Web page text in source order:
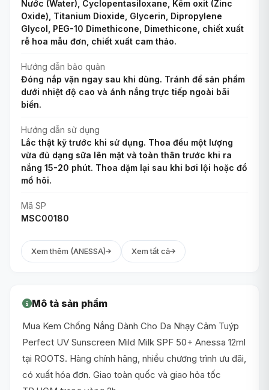
Nước (Water), Cyclopentasiloxane, Kẽm oxit (Zinc
Oxide), Titanium Dioxide, Glycerin, Dipropylene
Glycol, PEG-10 Dimethicone, Dimethicone, chiết xuất
rễ hoa mẫu đơn, chiết xuất cam thảo.
Hướng dẫn bảo quản
Đóng nắp vặn ngay sau khi dùng. Tránh để sản phẩm
dưới nhiệt độ cao và ánh nắng trực tiếp ngoài bãi
biển.
Hướng dẫn sử dụng
Lắc thật kỹ trước khi sử dụng. Thoa đều một lượng
vừa đủ dạng sữa lên mặt và toàn thân trước khi ra
nắng 15-20 phút. Thoa dặm lại sau khi bơi lội hoặc đổ
mồ hôi.
Mã SP
MSC00180
Xem thêm (ANESSA) Xem tất cả
Mô tả sản phẩm
Mua Kem Chống Nắng Dành Cho Da Nhạy Cảm Tuýp
Perfect UV Sunscreen Mild Milk SPF 50+ Anessa 12ml
tại ROOTS. Hàng chính hãng, nhiều chương trình ưu đãi,
có xuất hóa đơn. Giao toàn quốc và giao hỏa tốc